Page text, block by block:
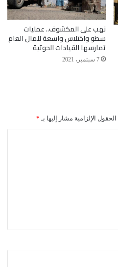
نهب على المكشوف.. عمليات
سطو واختلاس واسعة للمال العام
تمارسها القيادات الحوثية
7 سبتمبر، 2021
الحقول الإلزامية مشار إليها بـ *